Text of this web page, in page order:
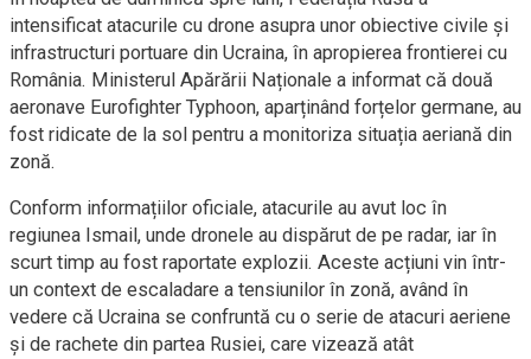
intensificat atacurile cu drone asupra unor obiective civile și
infrastructuri portuare din Ucraina, în apropierea frontierei cu
România. Ministerul Apărării Naționale a informat că două
aeronave Eurofighter Typhoon, aparținând forțelor germane, au
fost ridicate de la sol pentru a monitoriza situația aeriană din
zonă.
Conform informațiilor oficiale, atacurile au avut loc în
regiunea Ismail, unde dronele au dispărut de pe radar, iar în
scurt timp au fost raportate explozii. Aceste acțiuni vin într-
un context de escaladare a tensiunilor în zonă, având în
vedere că Ucraina se confruntă cu o serie de atacuri aeriene
și de rachete din partea Rusiei, care vizează atât